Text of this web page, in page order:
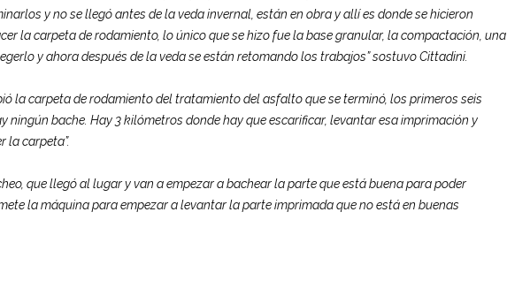
y no se llegó antes de la veda invernal, están en obra y allí es donde se hicieron
la carpeta de rodamiento, lo único que se hizo fue la base granular, la compactación, una
y ahora después de la veda se están retomando los trabajos” sostuvo Cittadini.
la carpeta de rodamiento del tratamiento del asfalto que se terminó, los primeros seis
ningún bache. Hay 3 kilómetros donde hay que escarificar, levantar esa imprimación y
la carpeta”.
que llegó al lugar y van a empezar a bachear la parte que está buena para poder
la máquina para empezar a levantar la parte imprimada que no está en buenas